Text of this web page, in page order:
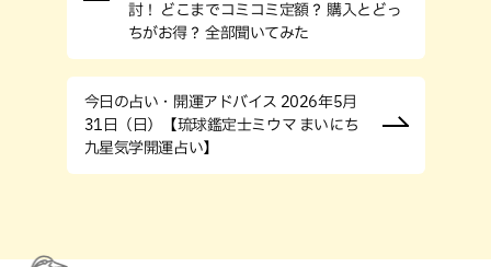
討！ どこまでコミコミ定額？ 購入とどっ
ちがお得？ 全部聞いてみた
今日の占い・開運アドバイス 2026年5月
31日（日）【琉球鑑定士ミウマ まいにち
九星気学開運占い】